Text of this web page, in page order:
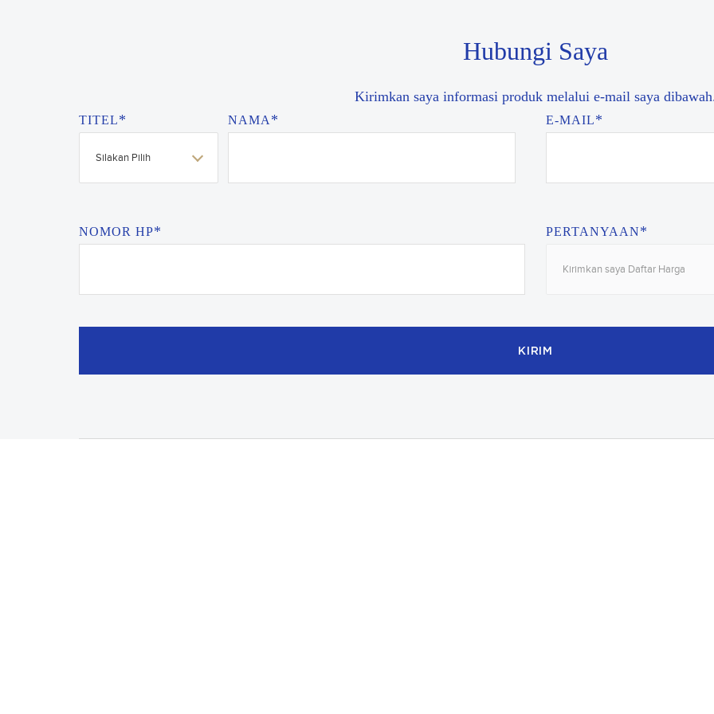
Hubungi Saya
Kirimkan saya informasi produk melalui e-mail saya
TITEL*
Silakan Pilih
NAMA * E-MAIL*
NOMOR HP* PERTANYAAN*
Kirimkan saya Daftar Harga
KIRIM